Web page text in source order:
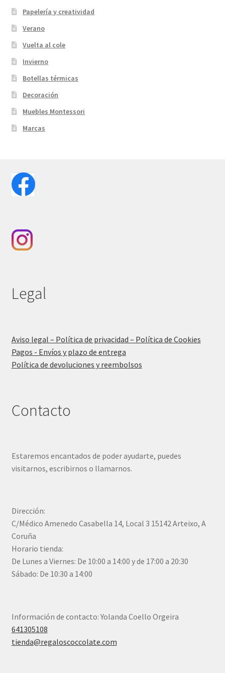
Papelería y creatividad
Verano
Vuelta al cole
Invierno
Botellas térmicas
Decoración
Muebles Montessori
Marcas
Legal
Aviso legal – Política de privacidad – Política de Cookies
Pagos - Envíos y plazo de entrega
Política de devoluciones y reembolsos
Contacto
Estaremos encantados de poder ayudarte, puedes
visitarnos, escribirnos o llamarnos.
Dirección:
C/Médico Amenedo Casabella 14, Local 3 15142 Arteixo, A
Coruña
Horario tienda:
De Lunes a Viernes: De 10:00 a 14:00 y de 17:00 a 20:30
Sábado: De 10:30 a 14:00
Información de contacto: Yolanda Coello Orgeira
641305108
tienda@regaloscoccolate.com